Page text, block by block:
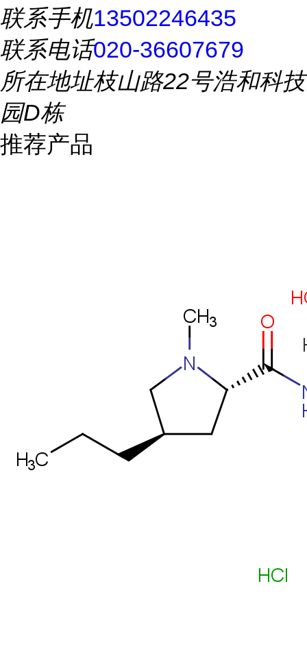
联系手机13502246435
联系电话020-36607679
所在地址枝山路22号浩和科技
园D栋
推荐产品